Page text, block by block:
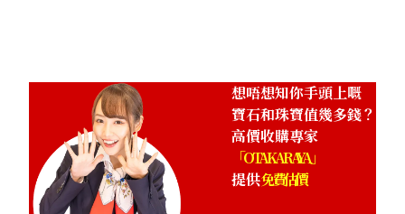
想唔想知你手頭上嘅
寶石和珠寶值幾多錢？
高價收購專家
「OTAKARAYA」
提供免費估價